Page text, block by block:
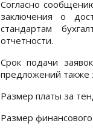
Согласно
заключения о
стандартам
отчетности.
Срок подачи
предложений также
Размер платы за
Размер